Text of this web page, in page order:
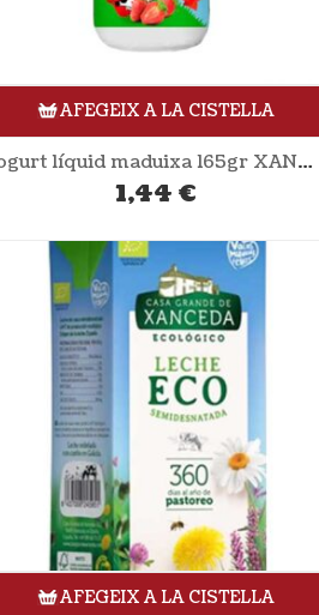
AFEGEIX A LA CISTELLA
Iogurt líquid maduixa 165gr XANCEDA
1,44 €
AFEGEIX A LA CISTELLA